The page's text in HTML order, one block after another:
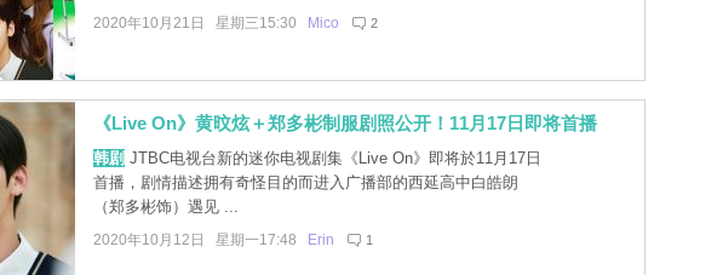
2020年10月21日 星期三15:30 Mico 2
《Live On》黄旼炫＋郑多彬制服剧照公开！11月17日即将首播
韩剧 JTBC电视台新的迷你电视剧集《Live On》即将於11月17日
首播，剧情描述拥有奇怪目的而进入广播部的西延高中白皓朗
（郑多彬饰）遇见 ...
2020年10月12日 星期一17:48 Erin 1